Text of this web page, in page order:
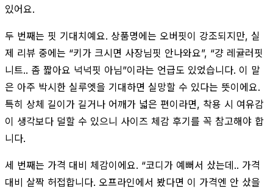
있어요.
두 번째는 핏 기대치예요. 상품명에는 오버핏이 강조되지만, 실
제 리뷰 중에는 “키가 크시면 사장님핏 안나와요”, “걍 레귤러핏
니트.. 좀 짧아요 넉넉핏 아님”이라는 언급도 있었습니다. 이 말
은 아주 박시한 실루엣을 기대하면 실망할 수 있다는 뜻이에요.
특히 상체 길이가 길거나 어깨가 넓은 편이라면, 착용 시 여유감
이 생각보다 덜할 수 있으니 사이즈 체감 후기를 꼭 참고해야 합
니다.
세 번째는 가격 대비 체감이에요. “코디가 예뻐서 샀는데.. 가격
대비 살짝 허접합니다. 오프라인에서 봤다면 이 가격엔 안 샀을